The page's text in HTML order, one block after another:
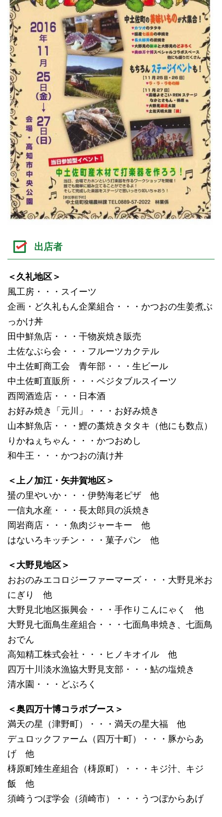
出店者
＜久礼地区＞
風工房・・・スイーツ
企画・ど久礼もん企業組合・・・かつおの生姜煮ぶ
っかけ丼
田中鮮魚店・・・干物炭焼き販売
土佐なぶら会・・・フルーツカクテル
中土佐町商工会 青年部・・・生ビール
中土佐町直販所・・・ベジタブルスイーツ
西岡酒造店・・・日本酒
お好み焼き「元川」・・・お好み焼き
山本鮮魚店・・・鰹の藁焼きタタキ（他にも数点）
りかねぇちゃん・・・かつおめし
和牛王・・・かつおの漬け丼
＜上ノ加江・矢井賀地区＞
蜑の里やいか・・・伊勢海老ピザ 他
一信丸水産・・・長太郎貝の浜焼き
岡岩商店・・・魚肉ジャーキー 他
はないろキッチン・・・菓子パン 他
＜大野見地区＞
おおのみエコロジーファーマーズ・・・大野見米お
にぎり 他
大野見北地区振興会・・・手作りこんにゃく 他
大野見七面鳥生産組合・・・七面鳥串焼き、七面鳥
おでん
高知精工株式会社・・・ヒノキオイル 他
四万十川淡水漁協大野見支部・・・鮎の塩焼き
清水園・・・どぶろく
＜奥四万十博コラボブース＞
満天の星（津野町）・・・満天の星大福 他
デュロックファーム（四万十町）・・・豚からあ
げ 他
梼原町雉生産組合（梼原町）・・・キジ汁、キジ
飯 他
須崎うつぼ学会（須崎市）・・・うつぼからあげ